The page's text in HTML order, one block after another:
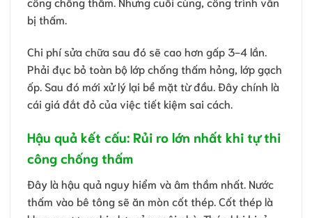
bị thấm.
Chi phí sửa chữa sau đó sẽ cao hơn gấp 3-4 lần.
Phải đục bỏ toàn bộ lớp chống thấm hỏng, lớp gạch
ốp. Sau đó mới xử lý lại bề mặt từ đầu. Đây chính là
cái giá đắt đỏ của việc tiết kiệm sai cách.
Hậu quả kết cấu: Rủi ro lớn nhất khi tự thi
công chống thấm
Đây là hậu quả nguy hiểm và âm thầm nhất. Nước
thấm vào bê tông sẽ ăn mòn cốt thép. Cốt thép là